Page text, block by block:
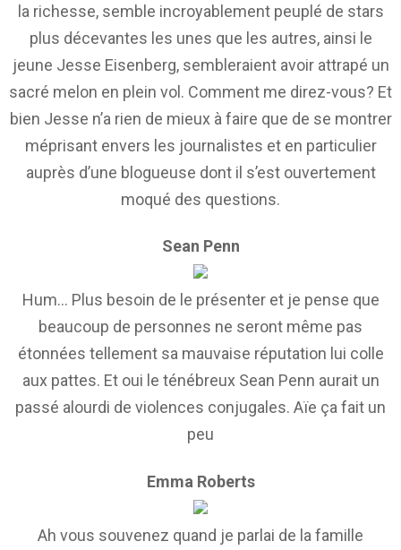
la richesse, semble incroyablement peuplé de stars
plus décevantes les unes que les autres, ainsi le
jeune Jesse Eisenberg, sembleraient avoir attrapé un
sacré melon en plein vol. Comment me direz-vous? Et
bien Jesse n’a rien de mieux à faire que de se montrer
méprisant envers les journalistes et en particulier
auprès d’une blogueuse dont il s’est ouvertement
moqué des questions.
Sean Penn
Hum… Plus besoin de le présenter et je pense que
beaucoup de personnes ne seront même pas
étonnées tellement sa mauvaise réputation lui colle
aux pattes. Et oui le ténébreux Sean Penn aurait un
passé alourdi de violences conjugales. Aïe ça fait un
peu
Emma Roberts
Ah vous souvenez quand je parlai de la famille